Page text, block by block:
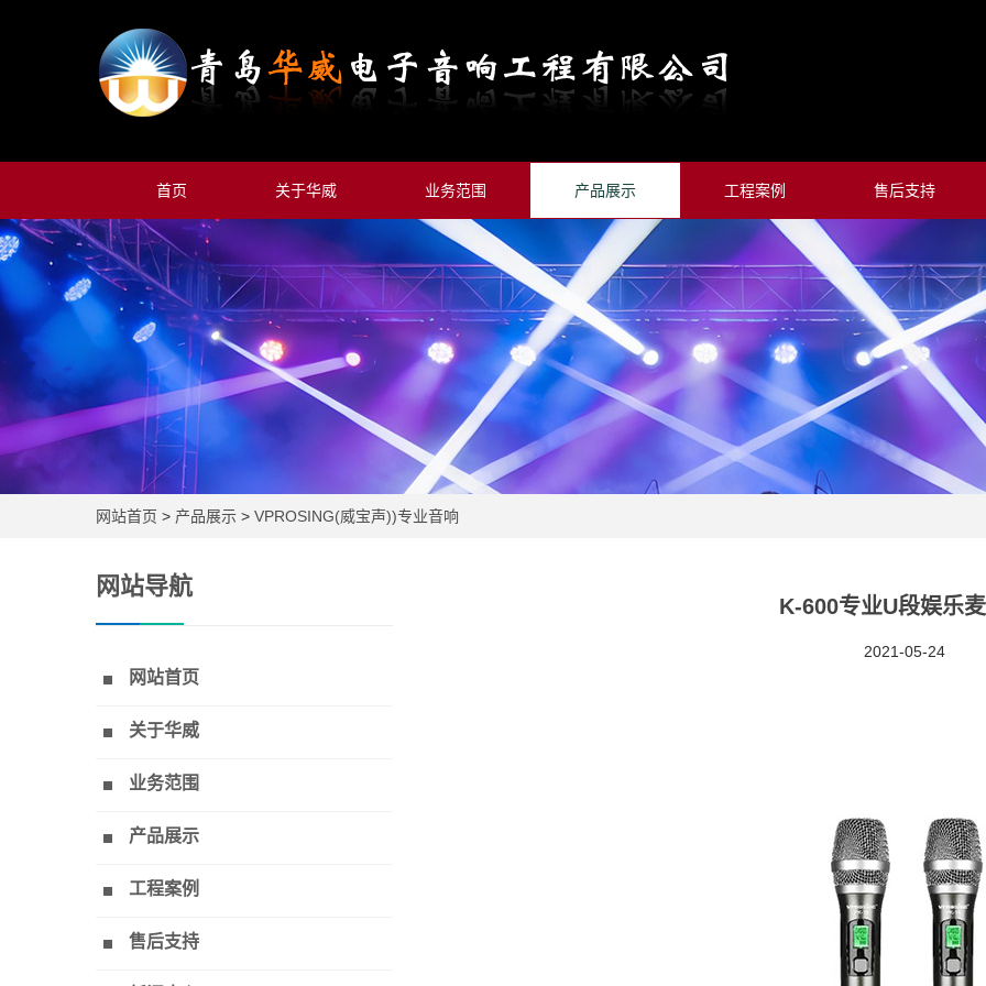
首页 关于华威 业务范围 产品展示 工程案例 售后支持
网站首页 > 产品展示 > VPROSING(威宝声))专业音响
K-600专业U段娱乐
2021-05-24
网站导航
网站首页
关于华威
业务范围
产品展示
工程案例
售后支持